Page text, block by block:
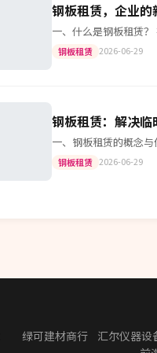
钢板租赁，企业的
一、什么是钢板租赁
钢板租赁 2026-06-29
钢板租赁：解决
一、钢板租赁的概念
钢板租赁 2026-06-29
绿可建材商行 汇尔仪器设